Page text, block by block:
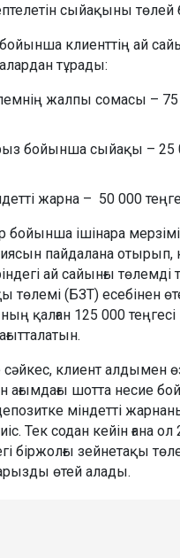
сыйақыны төлей
клиенттің ай
тұрады:
жалпы сомасы –
бойынша сыйақы – 25
жарна – 50 000
бойынша ішінара
пайдалана отырып,
ай сайынғы төлемді
төлемі (БЗТ) есебінен
қалған 125 000 теңгесі
клиент алдымен
ағымдағы шотта несие
міндетті
Тек содан кейін ғана
біржолғы зейнетақы
өтей алады.